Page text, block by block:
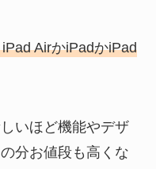
AirかiPadかiPad
いほど機能やデザ
分お値段も高くな